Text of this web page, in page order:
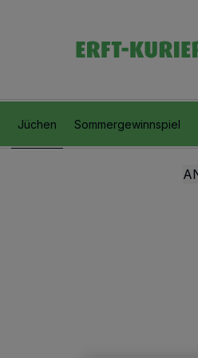
Jüchen Sommergewinnspiel